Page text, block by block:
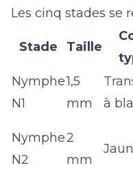
Les cinq stades se
Stade Taille
Nymphe
N1
1,5
mm
à
Nymphe
N2
2
mm